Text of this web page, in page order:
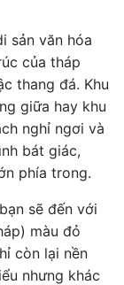
sản văn hóa
của tháp
thang đá. Khu
giữa hay khu
nghỉ ngơi và
bát giác,
phía trong.
sẽ đến với
màu đỏ
còn lại nền
nhưng khác